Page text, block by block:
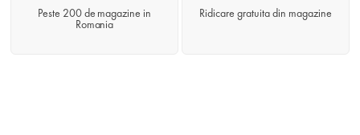
Peste 200 de magazine in
Romania
Ridicare gratuita din magazine